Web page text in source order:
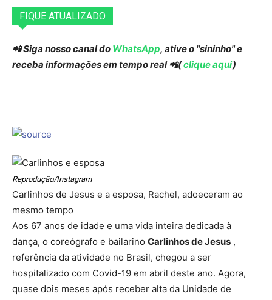
FIQUE ATUALIZADO
📲 Siga nosso canal do WhatsApp, ative o "sininho" e
receba informações em tempo real 📲(clique aqui)
Reprodução/Instagram
Carlinhos de Jesus e a esposa, Rachel, adoeceram ao
mesmo tempo
Aos 67 anos de idade e uma vida inteira dedicada à
dança, o coreógrafo e bailarino Carlinhos de Jesus ,
referência da atividade no Brasil, chegou a ser
hospitalizado com Covid-19 em abril deste ano. Agora,
quase dois meses após receber alta da Unidade de